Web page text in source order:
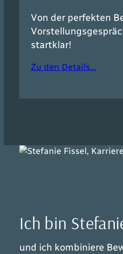
Von der perfekten
startklar!
Zu den Details…
Ich bin
und ich kombiniere